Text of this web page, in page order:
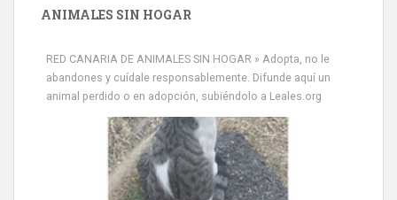
ANIMALES SIN HOGAR
RED CANARIA DE ANIMALES SIN HOGAR » Adopta, no le
abandones y cuídale responsablemente. Difunde aquí un
animal perdido o en adopción, subiéndolo a Leales.org